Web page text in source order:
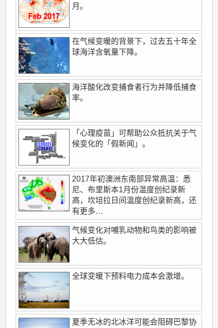
月。
在气候变暖的背景下，过去五十年全
球海洋含氧量下降。
海洋酸化改变捕食者行为并降低捕食
率。
「心理疫苗」可帮助公众抵抗关于气
候变化的「假新闻」。
2017年初澳洲东南部异常高温：悉
尼、布里斯本1月份温度创纪录新
高，坎培拉日间温度创纪录新高，还
有更多…
气候变化对哺乳动物和鸟类的影响被
大大低估。
全球变暖下预料电力成本会激增。
夏季无冰的北冰洋可能会阻碍巴黎协